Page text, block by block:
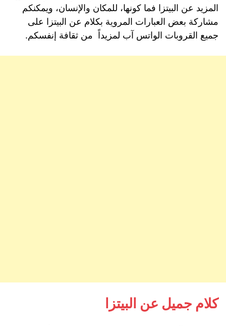
المزيد عن البيتزا فما كونها، للمكان والإنسان، ويمكنكم
مشاركة بعض العبارات المروية بكلام عن البيتزا على
جميع القروبات الواتس آب لمزيداً من ثقافة إنفسكم.
كلام جميل عن البيتزا